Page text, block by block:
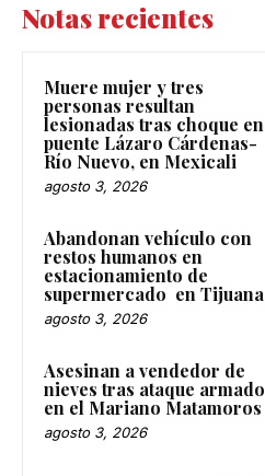
Notas recientes
Muere mujer y tres
personas resultan
lesionadas tras choque en
puente Lázaro Cárdenas-
Río Nuevo, en Mexicali
agosto 3, 2026
Abandonan vehículo con
restos humanos en
estacionamiento de
supermercado en Tijuana
agosto 3, 2026
Asesinan a vendedor de
nieves tras ataque armado
en el Mariano Matamoros
agosto 3, 2026